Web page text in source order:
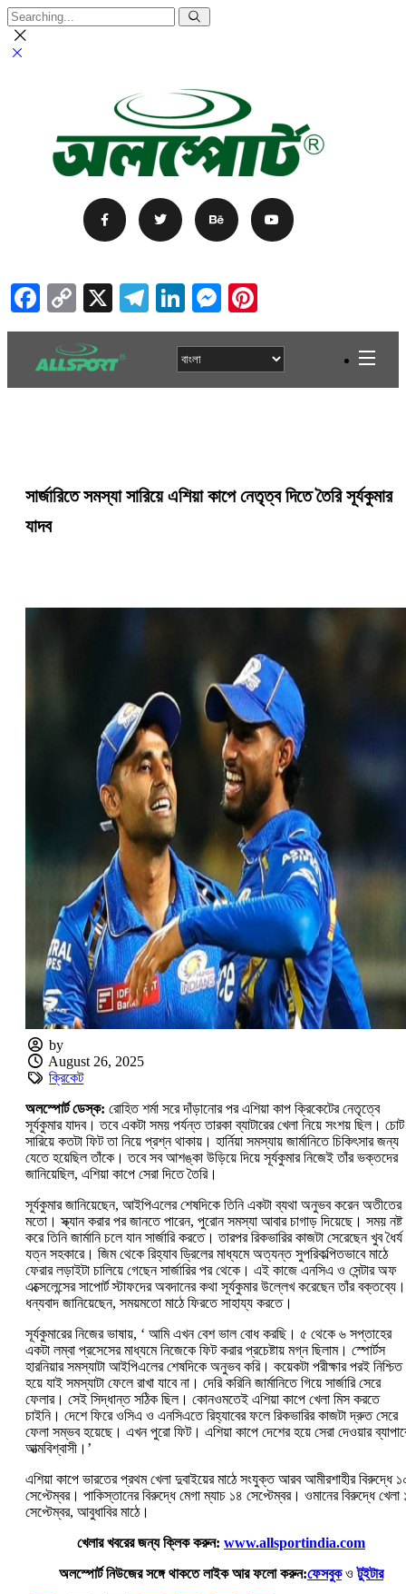
Facebook
Copy
Link
X Telegram
LinkedIn
Messenger
সার্জারিতে সমস্যা সারিয়ে এশিয়া কাপে নেতৃত্ব দিতে তৈরি সূর্যকুমার
যাদব
by
August 26, 2025
ক্রিকেট
অলস্পোর্ট ডেস্ক:‌ রোহিত শর্মা সরে দাঁড়ানোর পর এশিয়া কাপ ক্রিকেটের নেতৃত্বে
সূর্যকুমার যাদব। তবে একটা সময় পর্যন্ত তারকা ব্যাটারের খেলা নিয়ে সংশয় ছিল। চোট
সারিয়ে কতটা ফিট তা নিয়ে প্রশ্ন থাকায়। হার্নিয়া সমস্যায় জার্মানিতে চিকিৎসার জন্য
যেতে হয়েছিল তাঁকে। তবে সব আশঙ্কা উড়িয়ে দিয়ে সূর্যকুমার নিজেই তাঁর ভক্তদের
জানিয়েছিল, এশিয়া কাপে সেরা দিতে তৈরি।
সূর্যকুমার জানিয়েছেন, আইপিএলের শেষদিকে তিনি একটা ব্যথা অনুভব করেন অতীতের
মতো। স্ক্যান করার পর জানতে পারেন, পুরোন সমস্যা আবার চাগাড় দিয়েছে। সময় নষ্ট
করে তিনি জার্মানি চলে যান সার্জারি করতে। তারপর রিকভারির কাজটা সেরেছেন খুব
যত্ন সহকারে। জিম থেকে রিহ্যাব ড্রিলের মাধ্যমে অত্যন্ত সুপরিকল্পিতভাবে মাঠে
ফেরার লড়াইটা চালিয়ে গেছেন সার্জারির পর থেকে। এই কাজে এনসিএ ও সেন্টার অফ
এক্সেলেন্সের সাপোর্ট স্টাফদের অবদানের কথা সূর্যকুমার উল্লেখ করেছেন তাঁর বক্তব্যে।
ধন্যবাদ জানিয়েছেন, সময়মতো মাঠে ফিরতে সাহায্য করতে।
সূর্যকুমারের নিজের ভাষায়, ‘‌ আমি এখন বেশ ভাল বোধ করছি। ৫ থেকে ৬ সপ্তাহের
একটা লম্বা প্রসেসের মাধ্যমে নিজেকে ফিট করার প্রচেষ্টায় মগ্ন ছিলাম। স্পোর্টস
হারনিয়ার সমস্যাটা আইপিএলের শেষদিকে অনুভব করি। কয়েকটা পরীক্ষার পরই নিশ্চিত
হয়ে যাই সমস্যাটা ফেলে রাখা যাবে না। দেরি করিনি জার্মানিতে গিয়ে সার্জারি সেরে
ফেলার। সেই সিদ্ধান্ত সঠিক ছিল। কোনওমতেই এশিয়া কাপে খেলা মিস করতে
চাইনি। দেশে ফিরে ওসিএ ও এনসিএতে রিহ্যাবের ফলে রিকভারির কাজটা দ্রুত সেরে
ফেলা সম্ভব হয়েছে। এখন পুরো ফিট। এশিয়া কাপে দেশের হয়ে সেরা দেওয়ার
আত্মবিশ্বাসী।’‌
এশিয়া কাপে ভারতের প্রথম খেলা দুবাইয়ের মাঠে সংযুক্ত আরব আমীরশাহীর বিরুদ্ধে
সেপ্টেম্বর। পাকিস্তানের বিরুদ্ধে মেগা ম্যাচ ১৪ সেপ্টেম্বর। ওমানের বিরুদ্ধে খেলা
সেপ্টেম্বর, আবুধাবির মাঠে।
খেলার খবরের জন্য ক্লিক করুন: www.allsportindia.com
অলস্পোর্ট নিউজের সঙ্গে থাকতে লাইক আর ফলো করুন:ফেসবুকওটুইটার